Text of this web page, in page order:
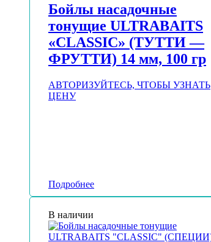
Бойлы насадочные
тонущие ULTRABAITS
«CLASSIC» (ТУТТИ —
ФРУТТИ) 14 мм, 100 гр
АВТОРИЗУЙТЕСЬ, ЧТОБЫ УЗНАТЬ
ЦЕНУ
Подробнее
В наличии